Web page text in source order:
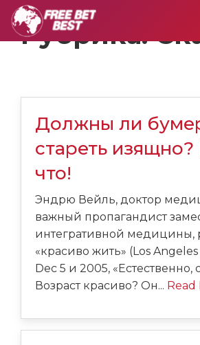
Рубрика:
Должны ли
стареть изящно?
что!
Эндрю Вейль, доктор
важный пропагандист
интегративной медицины,
«красиво жить» (Los Angeles
Dec 5 и 2005, «Естественно,
Возраст красиво? Он... Read